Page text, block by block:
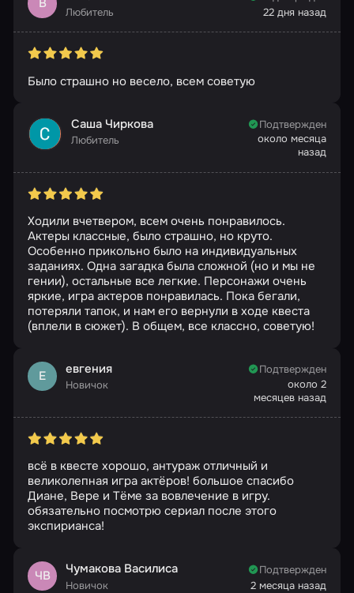
Любитель
22 дня назад
Было страшно но весело, всем советую
Саша Чиркова
Любитель
Подтвержден
около месяца
назад
Ходили вчетвером, всем очень понравилось.
Актеры классные, было страшно, но круто.
Особенно прикольно было на индивидуальных
заданиях. Одна загадка была сложной (но и мы не
гении), остальные все легкие. Персонажи очень
яркие, игра актеров понравилась. Пока бегали,
потеряли тапок, и нам его вернули в ходе квеста
(вплели в сюжет). В общем, все классно, советую!
Е евгения
Новичок
Подтвержден
около 2
месяцев назад
всё в квесте хорошо, антураж отличный и
великолепная игра актёров! большое спасибо
Диане, Вере и Тёме за вовлечение в игру.
обязательно посмотрю сериал после этого
экспирианса!
ЧВ Чумакова Василиса
Новичок
Подтвержден
2 месяца назад